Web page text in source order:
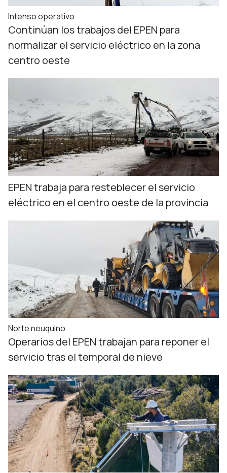
Intenso operativo
Continúan los trabajos del EPEN para
normalizar el servicio eléctrico en la zona
centro oeste
EPEN trabaja para resteblecer el servicio
eléctrico en el centro oeste de la provincia
Norte neuquino
Operarios del EPEN trabajan para reponer el
servicio tras el temporal de nieve